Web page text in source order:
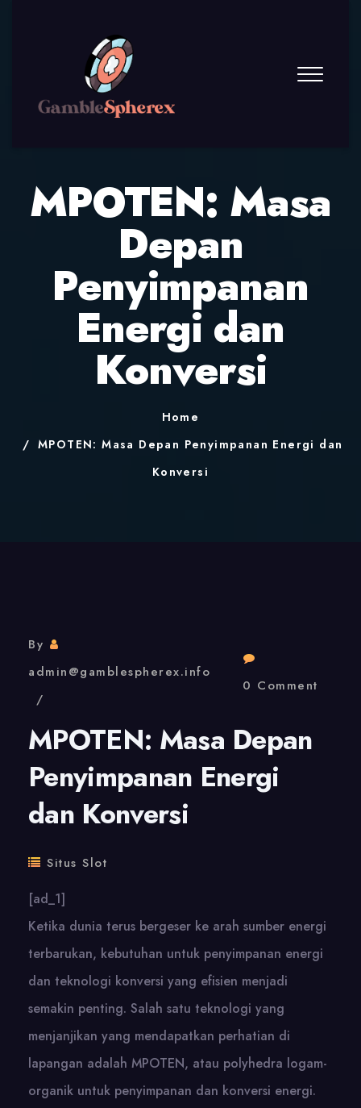
MPOTEN: Masa
Depan
Penyimpanan
Energi dan
Konversi
Home
MPOTEN: Masa Depan Penyimpanan Energi dan
Konversi
By
admin@gamblespherex.info
0 Comment
MPOTEN: Masa Depan
Penyimpanan Energi
dan Konversi
Situs Slot
[ad_1]
Ketika dunia terus bergeser ke arah sumber energi
terbarukan, kebutuhan untuk penyimpanan energi
dan teknologi konversi yang efisien menjadi
semakin penting. Salah satu teknologi yang
menjanjikan yang mendapatkan perhatian di
lapangan adalah MPOTEN, atau polyhedra logam-
organik untuk penyimpanan dan konversi energi.